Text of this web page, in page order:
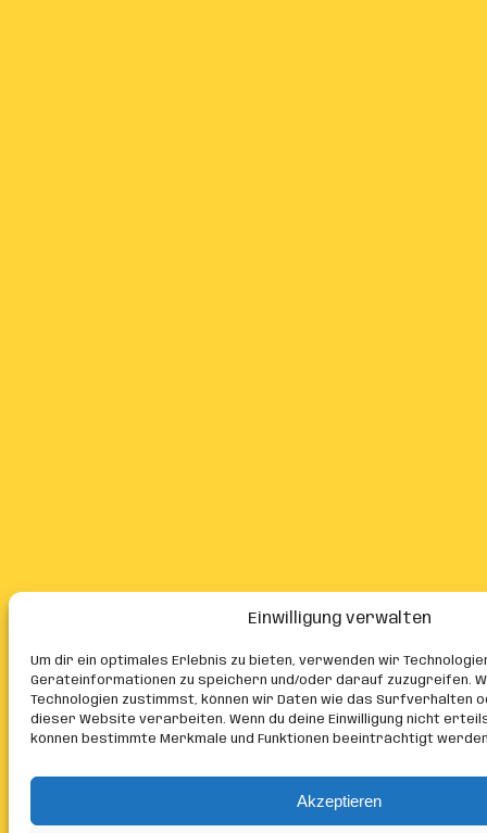
Einwilligung verwalten
Um dir ein optimales Erlebnis zu bieten, verwenden wir
Geräteinformationen zu speichern und/oder darauf zuzugreifen.
Technologien zustimmst, können wir Daten wie das Surfverhalten
dieser Website verarbeiten. Wenn du deine Einwilligung nicht
können bestimmte Merkmale und Funktionen beeinträchtigt
Akzeptieren